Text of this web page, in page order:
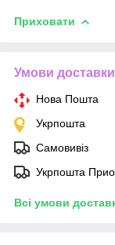
Приховати
Умови доставки
Нова Пошта
Укрпошта
Самовивіз
Укрпошта
Всі умови